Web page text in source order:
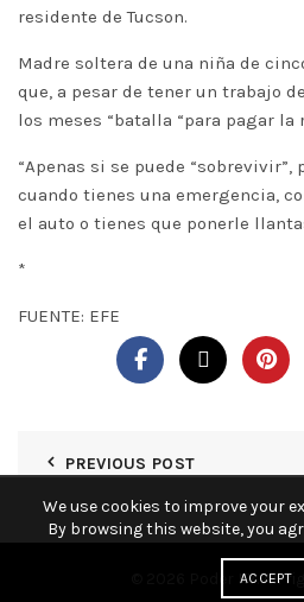
residente de Tucson.
Madre soltera de una niña de
que, a pesar de tener un trabajo
los meses “batalla “para pagar la
“Apenas si se puede
cuando tienes una emergencia,
el auto o tienes que ponerle
*
FUENTE: EFE
PREVIOUS POST
Poder KY. All
We use cookies to improve your
By browsing this website, you
ACCEPT